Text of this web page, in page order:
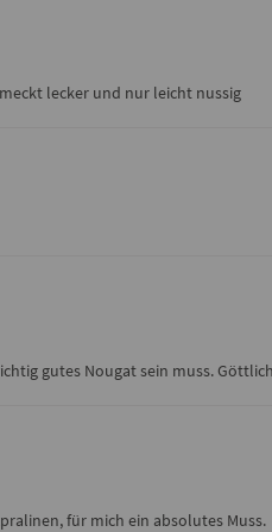
lecker und nur leicht nussig
gutes Nougat sein muss.
für mich ein absolutes Muss.